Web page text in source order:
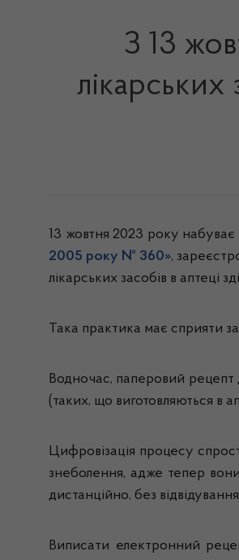
З 13
13 жовтня 2023 року набуває
2005 року № 360»,
лікарських засобів в аптеці
Така практика має сприяти
Водночас, паперовий рецепт
(таких, що виготовляються в
Цифровізація процесу
знеболення, адже тепер
дистанційно, без
Виписати електронний